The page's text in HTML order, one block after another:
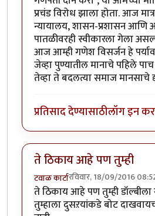
प्रचंड विरोध झाला होता. आज
न्यायालय, शासन-प्रशासन आणि
पातळीवरही स्वीकारला गेला
आज आम्ही गणेश विसर्जन हे
जेव्हा पुण्यातील मानाचे पहिले
तेव्हा ते बदलत्या समाज मानसाचे
प्रतिसाद देण्यासाठीलॉग इन
ते ठिकाय आहे पण तुम्ही
टवाळ कार्टारविवार, 18/09/2016
ते ठिकाय आहे पण तुम्ही डॉल्बीला
तुम्हाला दुसऱयांकडे बोट